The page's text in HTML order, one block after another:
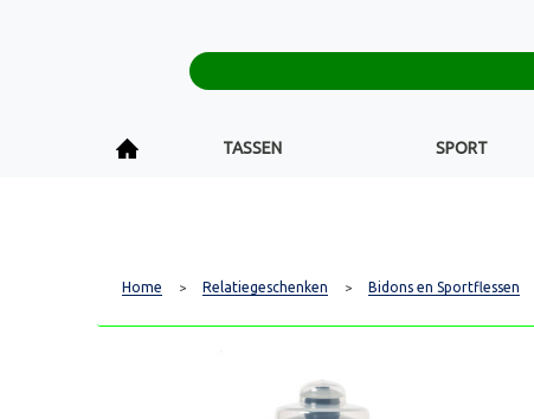
TASSEN SPORT
Home > Relatiegeschenken > Bidons en Sportflessen